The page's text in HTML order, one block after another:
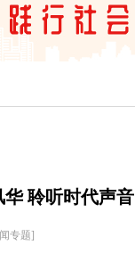
聆听时代声音
专题]